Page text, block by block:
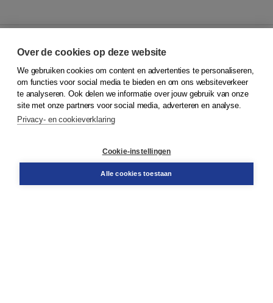
© 2026Koninklijke Boom uitgevers
Klantenservice
Service & informatie
Contact
Over de cookies op deze website
We gebruiken cookies om content en advertenties te personaliseren,
om functies voor social media te bieden en om ons websiteverkeer
te analyseren. Ook delen we informatie over jouw gebruik van onze
site met onze partners voor social media, adverteren en analyse.
Privacy- en cookieverklaring
Cookie-instellingen
Alle cookies toestaan